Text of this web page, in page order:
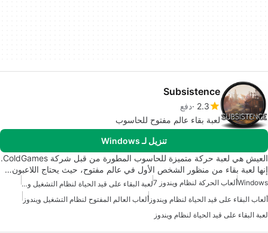
Subsistence
2.3 دفع
لعبة بقاء عالم مفتوح للحاسوب
تنزيل لـ Windows
العيش هي لعبة حركة متميزة للحاسوب المطورة من قبل شركة ColdGames.
إنها لعبة بقاء من منظور الشخص الأول في عالم مفتوح، حيث يحتاج اللاعبون…
Windowsألعاب الحركة لنظام ويندوز 7
لعبة البقاء على قيد الحياة لنظام التشغيل ويندوز 10
ألعاب البقاء على قيد الحياة لنظام ويندوز ألعاب العالم المفتوح لنظام التشغيل ويندوز
لعبة البقاء على قيد الحياة لنظام ويندوز